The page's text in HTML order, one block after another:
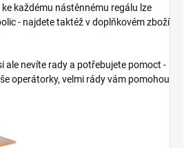
každému nástěnnému regálu lze
- najdete taktéž v doplňkovém zboží
ale nevíte rady a potřebujete pomoct -
operátorky, velmi rády vám pomohou